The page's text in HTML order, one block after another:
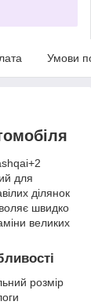
Умови
для
ділянок
швидко
великих
розмір